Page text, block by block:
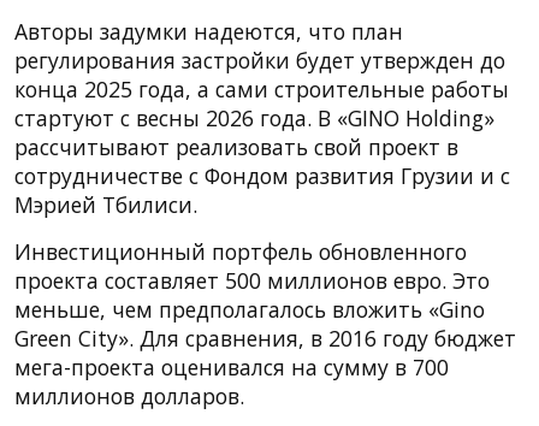
Авторы задумки надеются, что план
регулирования застройки будет утвержден до
конца 2025 года, а сами строительные работы
стартуют с весны 2026 года. В «GINO Holding»
рассчитывают реализовать свой проект в
сотрудничестве с Фондом развития Грузии и с
Мэрией Тбилиси.
Инвестиционный портфель обновленного
проекта составляет 500 миллионов евро. Это
меньше, чем предполагалось вложить «Gino
Green City». Для сравнения, в 2016 году бюджет
мега-проекта оценивался на сумму в 700
миллионов долларов.